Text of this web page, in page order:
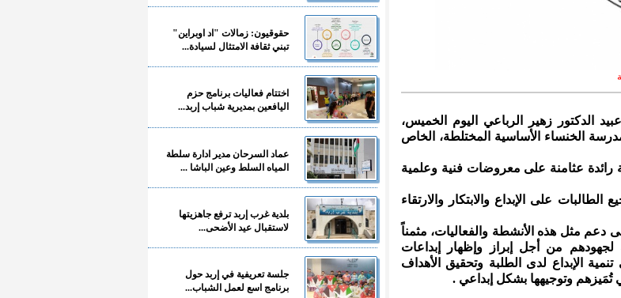
الدكتور زهير الرباعي اليوم الخميس،
الخنساء الأساسية المختلطة، الخاص
عثامنة على معروضات فنية وعلمية
على الإبداع والابتكار والارتقاء
دعم مثل هذه الأنشطة والفعاليات، مثمناً
لجهودهم من أجل إبراز وإظهار إبداعات
الإبداع لدى الطلبة وتحقيق الأهداف
تُمَيزهم وتوجيهها بشكل إبداعي .
حقوقيون: زمالات "اد اوبراين"
تبني ثقافة الامتثال لسيادة...
اختتام فعاليات برنامج حزم
اليافعين بمديرية شباب إربد...
عماد السرحان مدير ادارة سلطة
المياه السلط وعين الباشا ...
بلدية غرب إربد ترفع جاهزيتها
لاستقبال عيد الأضحى...
جلسة تعريفية في إربد حول
برنامج اسع لعمل الشباب...